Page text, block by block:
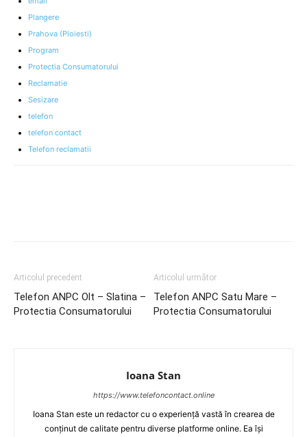
Plangere
Prahova (Ploiesti)
Program
Protectia Consumatorului
Reclamatie
Sesizare
telefon
telefon contact
Telefon reclamatii
Articolul precedent
Telefon ANPC Olt – Slatina –
Protectia Consumatorului
Articolul următor
Telefon ANPC Satu Mare –
Protectia Consumatorului
Ioana Stan
https://www.telefoncontact.online
Ioana Stan este un redactor cu o experiență vastă în crearea de
conținut de calitate pentru diverse platforme online. Ea își